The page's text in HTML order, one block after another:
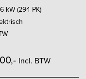
kW (294 PK)
Incl. BTW